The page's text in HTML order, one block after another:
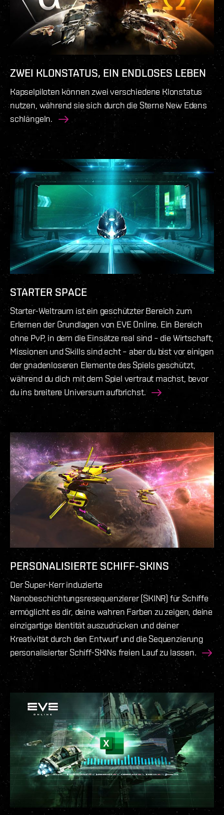
jedes deiner Ziele zu verfolgen, während du dir
deinen eigenen Weg durch die Sterne bahnst.
ZWEI KLONSTATUS, EIN ENDLOSES LEBEN
Kapselpiloten können zwei verschiedene Klonstatus
nutzen, während sie sich durch die Sterne New Edens
schlängeln.
STARTER SPACE
Starter-Weltraum ist ein geschützter Bereich zum
Erlernen der Grundlagen von EVE Online. Ein Bereich
ohne PvP, in dem die Einsätze real sind – die Wirtschaft,
Missionen und Skills sind echt – aber du bist vor einigen
der gnadenloseren Elemente des Spiels geschützt,
während du dich mit dem Spiel vertraut machst, bevor
du ins breitere Universum aufbrichst.
PERSONALISIERTE SCHIFF-SKINS
Der Super-Kerr induzierte
Nanobeschichtungsresequenzierer (SKINR) für Schiffe
ermöglicht es dir, deine wahren Farben zu zeigen, deine
einzigartige Identität auszudrücken und deiner
Kreativität durch den Entwurf und die Sequenzierung
personalisierter Schiff-SKINs freien Lauf zu lassen.